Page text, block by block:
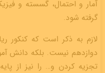
آمار و احتمال، گسسته و
گرفته شود.
لازم به ذکر است که کنکور
دوازدهم نیست. بلکه دانش
تجزیه کردن و… را نیز از